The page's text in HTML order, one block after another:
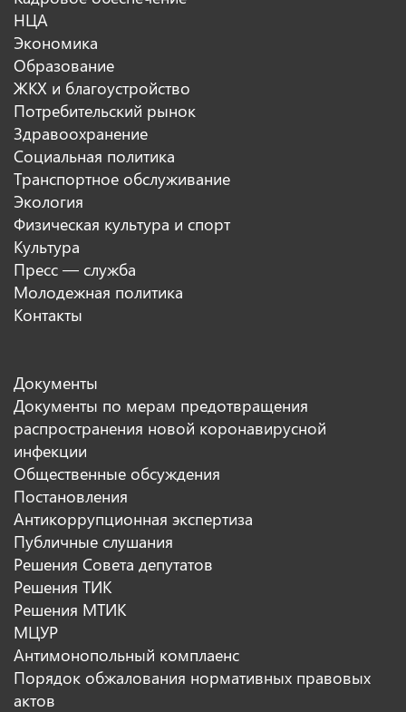
НЦА
Экономика
Образование
ЖКХ и благоустройство
Потребительский рынок
Здравоохранение
Социальная политика
Транспортное обслуживание
Экология
Физическая культура и спорт
Культура
Пресс — служба
Молодежная политика
Контакты
Документы
Документы по мерам предотвращения
распространения новой коронавирусной
инфекции
Общественные обсуждения
Постановления
Антикоррупционная экспертиза
Публичные слушания
Решения Совета депутатов
Решения ТИК
Решения МТИК
МЦУР
Антимонопольный комплаенс
Порядок обжалования нормативных правовых
актов